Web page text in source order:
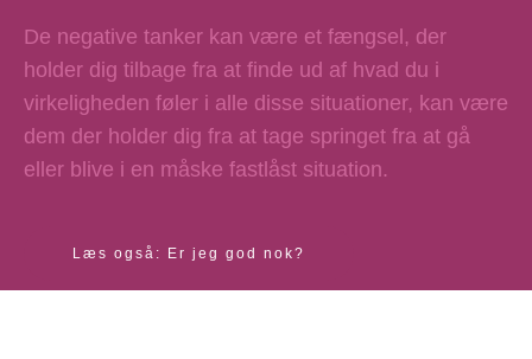
De negative tanker kan være et fængsel, der
holder dig tilbage fra at finde ud af hvad du i
virkeligheden føler i alle disse situationer, kan være
dem der holder dig fra at tage springet fra at gå
eller blive i en måske fastlåst situation.
Læs også: Er jeg god nok?